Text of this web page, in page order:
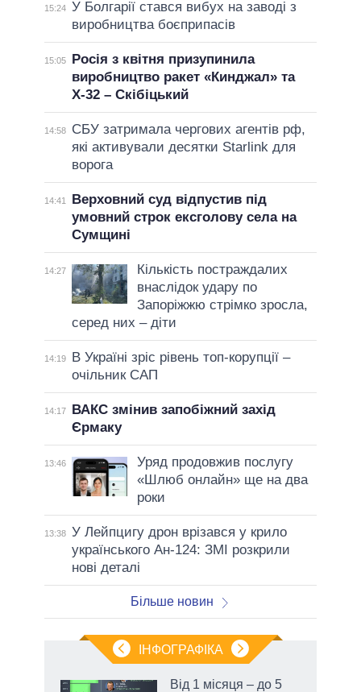
15:24 У Болгарії стався вибух на заводі з
виробництва боєприпасів
15:05
Росія з квітня призупинила
виробництво ракет «Кинджал» та
Х-32 – Скібіцький
14:58
СБУ затримала чергових агентів рф,
які активували десятки Starlink для
ворога
14:41
Верховний суд відпустив під
умовний строк ексголову села на
Сумщині
14:27
Кількість постраждалих
внаслідок удару по
Запоріжжю стрімко зросла,
серед них – діти
14:19
В Україні зріс рівень топ-корупції –
очільник САП
14:17
ВАКС змінив запобіжний захід
Єрмаку
13:46
Уряд продовжив послугу
«Шлюб онлайн» ще на два
роки
13:38 У Лейпцигу дрон врізався у крило
українського Ан-124: ЗМІ розкрили
нові деталі
Більше новин
ІНФОГРАФІКА
Від 1 місяця – до 5